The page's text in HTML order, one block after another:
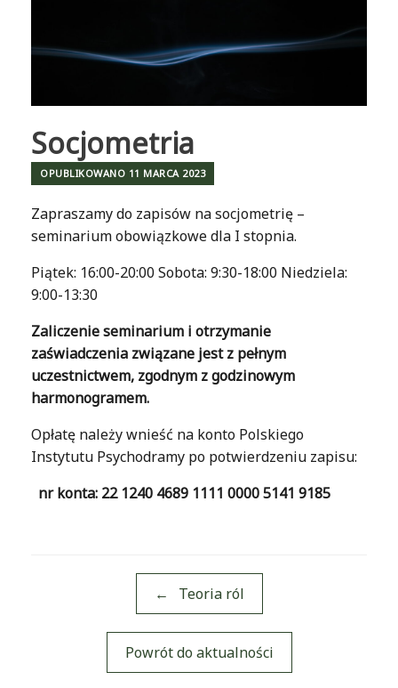
Socjometria
OPUBLIKOWANO 11 MARCA 2023
Zapraszamy do zapisów na socjometrię –
seminarium obowiązkowe dla I stopnia.
Piątek: 16:00-20:00 Sobota: 9:30-18:00 Niedziela:
9:00-13:30
Zaliczenie seminarium i otrzymanie
zaświadczenia związane jest z pełnym
uczestnictwem, zgodnym z godzinowym
harmonogramem.
Opłatę należy wnieść na konto Polskiego
Instytutu Psychodramy po potwierdzeniu zapisu:
nr konta: 22 1240 4689 1111 0000 5141 9185
Post navigation
← Teoria ról
Powrót do aktualności